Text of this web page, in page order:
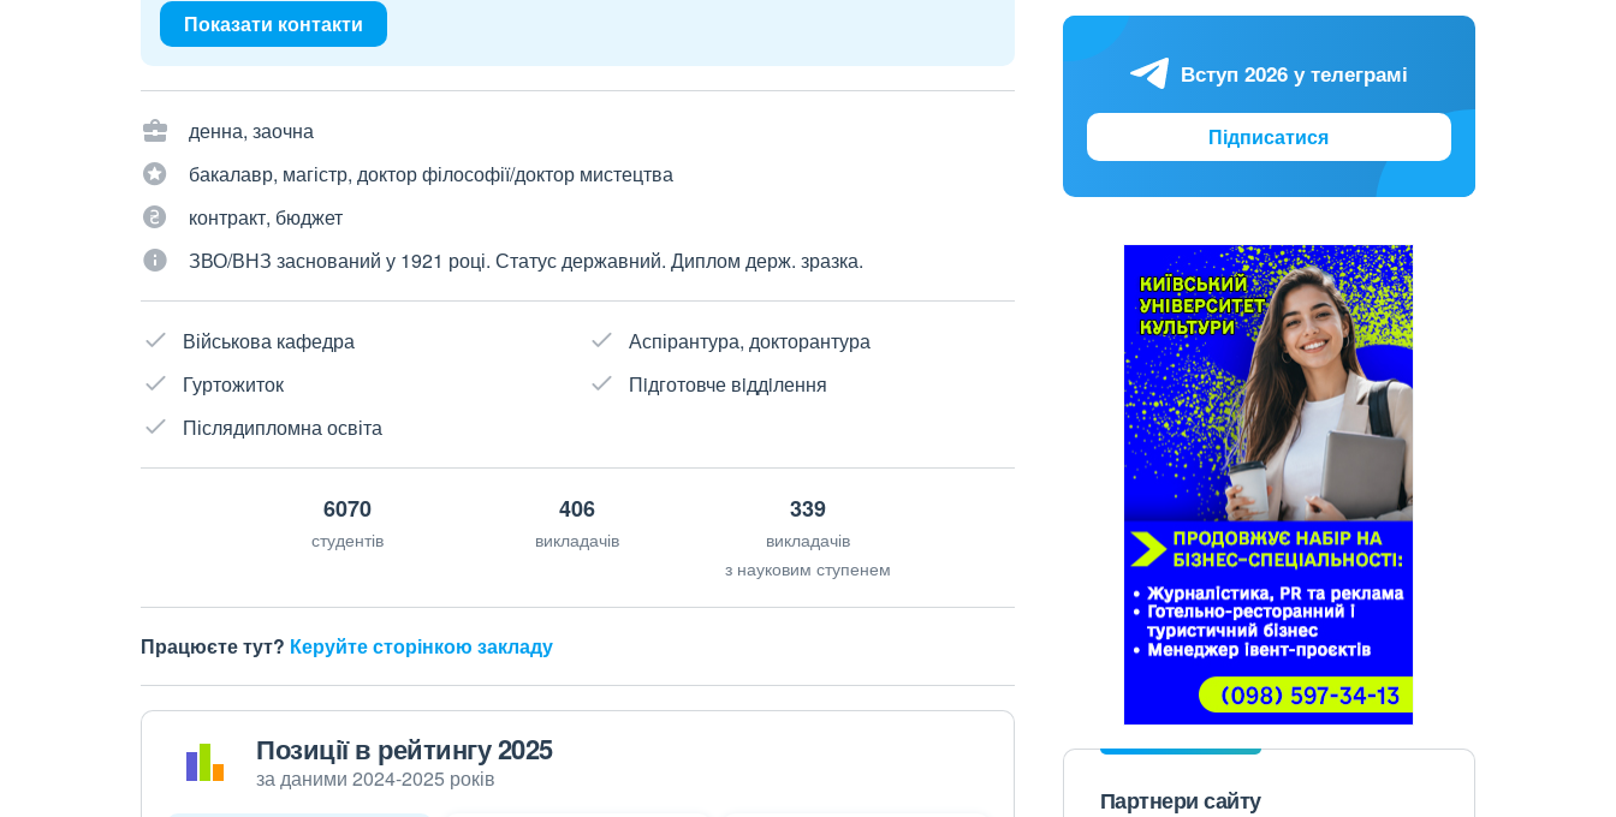
Показати контакти
денна, заочна
бакалавр, магістр, доктор філософії/доктор мистецтва
контракт, бюджет
ЗВО/ВНЗ заснований у 1921 році. Статус державний. Диплом держ. зразка.
Військова кафедра
Гуртожиток
Післядипломна освіта
Аспірантура, докторантура
Пiдготовче вiддiлення
6070
студентів
406
викладачів
339
викладачів
з науковим ступенем
Працюєте тут? Керуйте сторінкою закладу
Позиції в рейтингу 2025
за даними 2024-2025 років
Вступ 2026 у телеграмі
Підписатися
Партнери сайту